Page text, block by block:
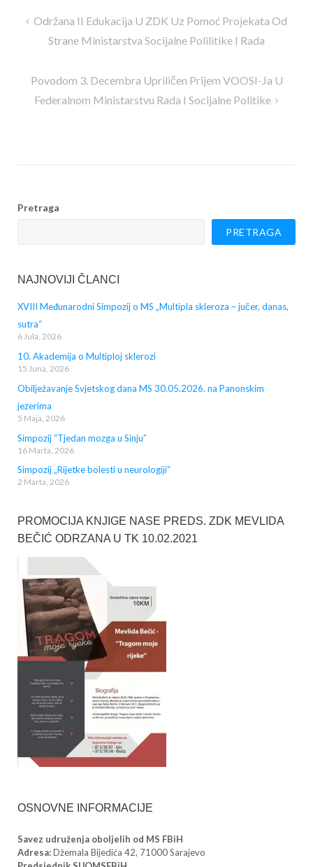
Navigacija
članaka
Održana II Edukacija U ZDK Uz Pomoć Projekata Od
Strane Ministarstva Socijalne Polilitike I Rada
Povodom 3. Decembra Upriličen Prijem VOOSI-Ja U
Federalnom Ministarstvu Rada I Socijalne Politike
Pretraga
PRETRAGA
NAJNOVIJI ČLANCI
XVIII Međunarodni Simpozij o MS „Multipla skleroza – jučer, danas,
sutra“
6 Jula, 2026
10. Akademija o Multiploj sklerozi
15 Juna, 2026
Obilježavanje Svjetskog dana MS 30.05.2026. na Panonskim
jezerima
5 Maja, 2026
Simpozij “Tjedan mozga u Sinju”
16 Marta, 2026
Simpozij „Rijetke bolesti u neurologiji“
2 Marta, 2026
PROMOCIJA KNJIGE NASE PREDS. ZDK MEVLIDA
BEČIĆ ODRZANA U TK 10.02.2021
OSNOVNE INFORMACIJE
Savez udruženja oboljelih od MS FBiH
Adresa:Džemala Bijedića 42, 71000 Sarajevo